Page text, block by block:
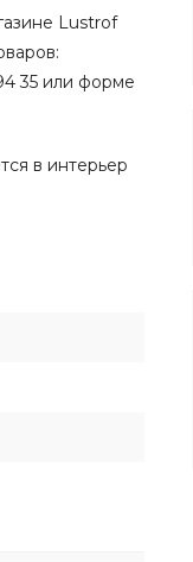
Lustrof
35 или форме
в интерьер